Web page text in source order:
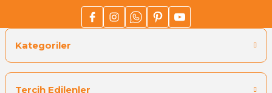
Kategoriler
Tercih Edilenler